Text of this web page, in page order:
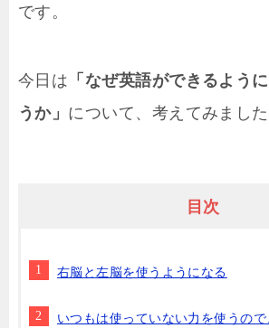
です。
今日は 「なぜ英語ができるよう
うか」 について、考えてみました
目次
右脳と左脳を使うようになる
いつもは使っていない力を使うので